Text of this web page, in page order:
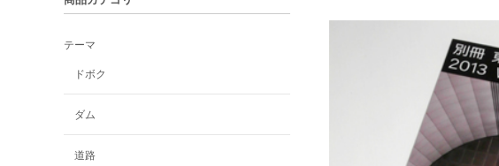
テーマ
ドボク
ダム
道路